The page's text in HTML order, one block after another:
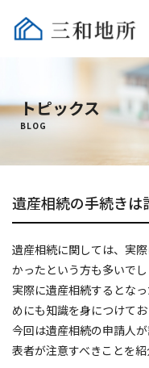
不動産売却
選ばれる理由
相続時の税金
売却時の税金
よくあるご質問
会社概要
トピックス
BLOG
遺産相続の手続きは
遺産相続に関しては、実
かったという方も多いでし
実際に遺産相続するとな
めにも知識を身につけてお
今回は遺産相続の申請人
表者が注意すべきことを紹